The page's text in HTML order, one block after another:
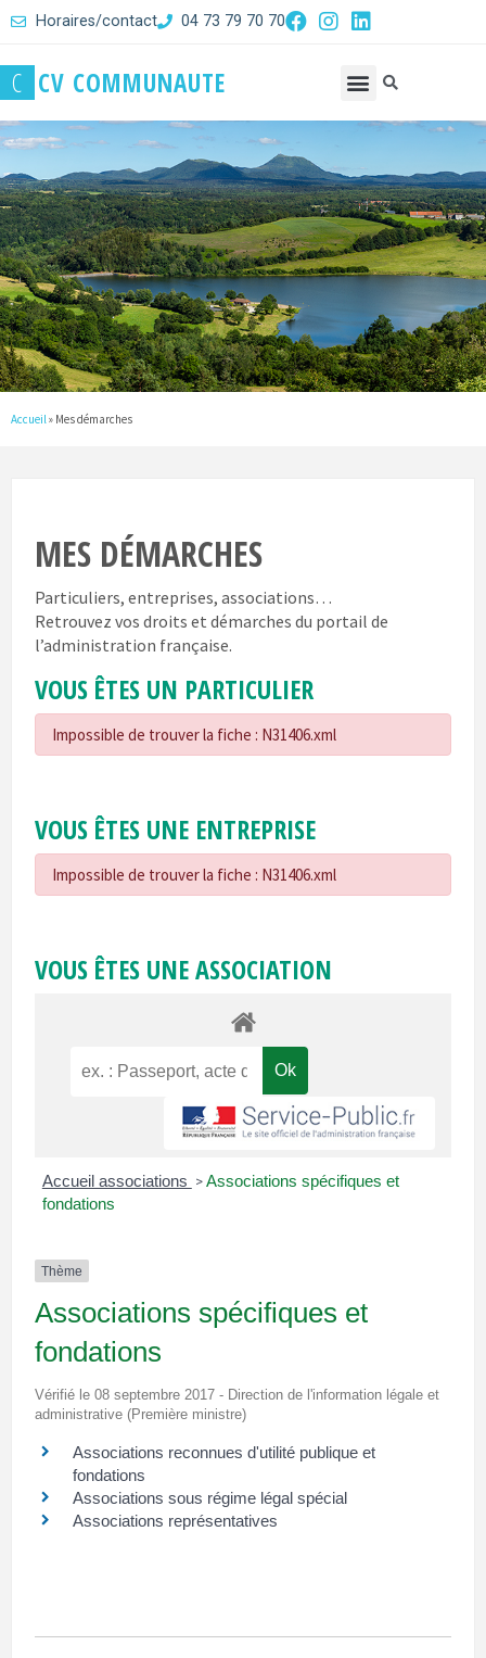
Horaires/contact 04 73 79 70 70
C CV COMMUNAUTE
Accueil » Mes démarches
MES DÉMARCHES
Particuliers, entreprises, associations…
Retrouvez vos droits et démarches du portail de
l’administration française.
VOUS ÊTES UN PARTICULIER
Impossible de trouver la fiche : N31406.xml
VOUS ÊTES UNE ENTREPRISE
Impossible de trouver la fiche : N31406.xml
VOUS ÊTES UNE ASSOCIATION
Accueil associations >Associations spécifiques et
fondations
Thème
Associations spécifiques et
fondations
Vérifié le 08 septembre 2017 - Direction de l'information légale et
administrative (Première ministre)
Associations reconnues d'utilité publique et
fondations
Associations sous régime légal spécial
Associations représentatives